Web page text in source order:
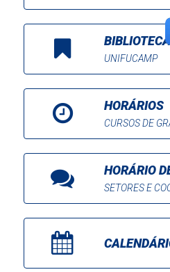
UNIFUCAMP
HORÁRIOS
CURSOS DE
HORÁRIO
SETORES E